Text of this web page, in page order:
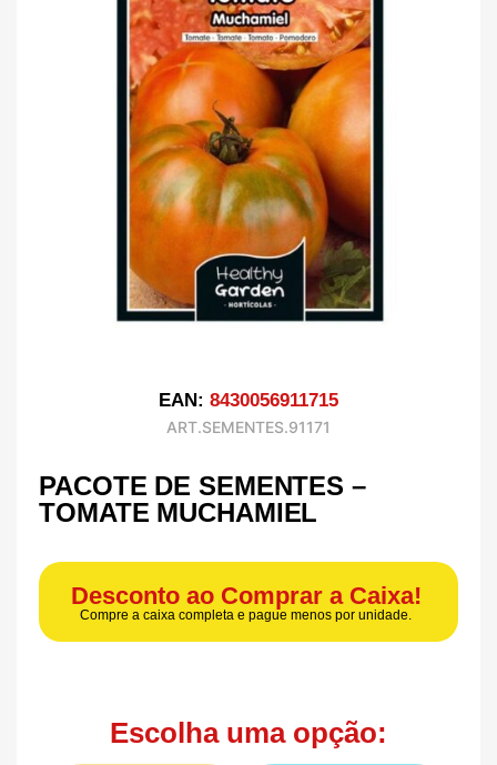
EAN: 8430056911715
ART.SEMENTES.91171
PACOTE DE SEMENTES –
TOMATE MUCHAMIEL
Desconto ao Comprar a Caixa!
Compre a caixa completa e pague menos por unidade.
Escolha uma opção: